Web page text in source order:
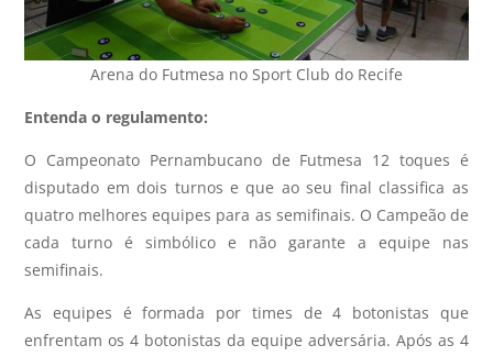
Arena do Futmesa no Sport Club do Recife
Entenda o regulamento:
O Campeonato Pernambucano de Futmesa 12 toques é
disputado em dois turnos e que ao seu final classifica as
quatro melhores equipes para as semifinais. O Campeão de
cada turno é simbólico e não garante a equipe nas
semifinais.
As equipes é formada por times de 4 botonistas que
enfrentam os 4 botonistas da equipe adversária. Após as 4